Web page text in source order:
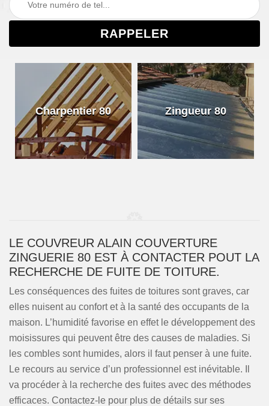
Charpentier 80 Zingueur 80
LE COUVREUR ALAIN COUVERTURE
ZINGUERIE 80 EST À CONTACTER POUT LA
RECHERCHE DE FUITE DE TOITURE.
Les conséquences des fuites de toitures sont graves, car
elles nuisent au confort et à la santé des occupants de la
maison. L’humidité favorise en effet le développement des
moisissures qui peuvent être des causes de maladies. Si
les combles sont humides, alors il faut penser à une fuite.
Le recours au service d’un professionnel est inévitable. Il
va procéder à la recherche des fuites avec des méthodes
efficaces. Contactez-le pour plus de détails sur ses